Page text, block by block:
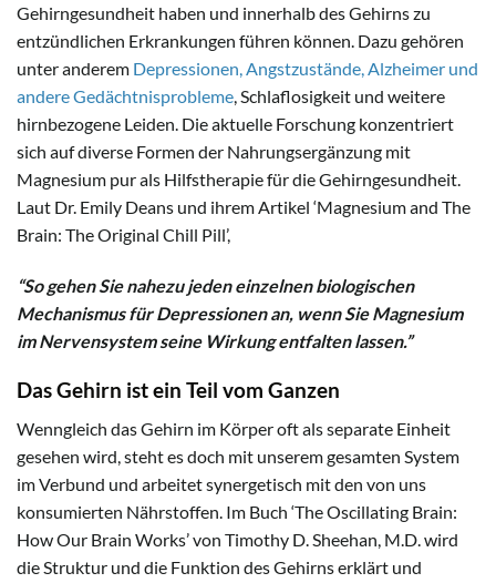
Gehirngesundheit haben und innerhalb des Gehirns zu
entzündlichen Erkrankungen führen können. Dazu gehören
unter anderem Depressionen, Angstzustände, Alzheimer und
andere Gedächtnisprobleme, Schlaflosigkeit und weitere
hirnbezogene Leiden. Die aktuelle Forschung konzentriert
sich auf diverse Formen der Nahrungsergänzung mit
Magnesium pur als Hilfstherapie für die Gehirngesundheit.
Laut Dr. Emily Deans und ihrem Artikel ‘Magnesium and The
Brain: The Original Chill Pill’,
“So gehen Sie nahezu jeden einzelnen biologischen
Mechanismus für Depressionen an, wenn Sie Magnesium
im Nervensystem seine Wirkung entfalten lassen.”
Das Gehirn ist ein Teil vom Ganzen
Wenngleich das Gehirn im Körper oft als separate Einheit
gesehen wird, steht es doch mit unserem gesamten System
im Verbund und arbeitet synergetisch mit den von uns
konsumierten Nährstoffen. Im Buch ‘The Oscillating Brain:
How Our Brain Works’ von Timothy D. Sheehan, M.D. wird
die Struktur und die Funktion des Gehirns erklärt und